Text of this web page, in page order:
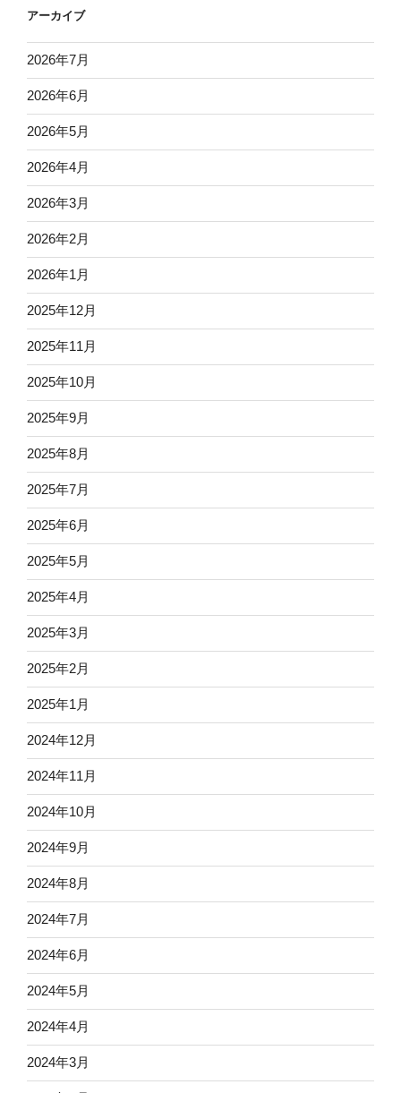
アーカイブ
2026年7月
2026年6月
2026年5月
2026年4月
2026年3月
2026年2月
2026年1月
2025年12月
2025年11月
2025年10月
2025年9月
2025年8月
2025年7月
2025年6月
2025年5月
2025年4月
2025年3月
2025年2月
2025年1月
2024年12月
2024年11月
2024年10月
2024年9月
2024年8月
2024年7月
2024年6月
2024年5月
2024年4月
2024年3月